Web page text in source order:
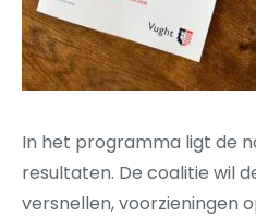
In het programma ligt de
resultaten. De coalitie wil
versnellen, voorzieningen